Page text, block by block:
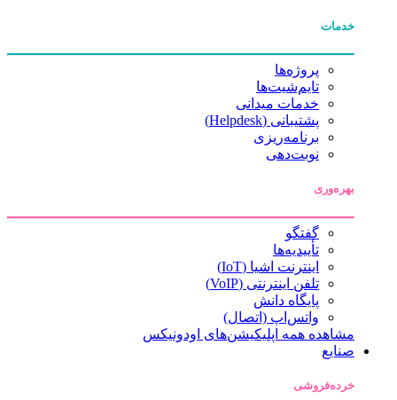
خدمات
پروژه‌ها
تایم‌شیت‌ها
خدمات میدانی
پشتیبانی (Helpdesk)
برنامه‌ریزی
نوبت‌دهی
بهره‌وری
گفتگو
تأییدیه‌ها
اینترنت اشیا (IoT)
تلفن اینترنتی (VoIP)
پایگاه دانش
واتس‌اپ (اتصال)
مشاهده همه اپلیکیشن‌های اودونیکس
صنایع
خرده‌فروشی